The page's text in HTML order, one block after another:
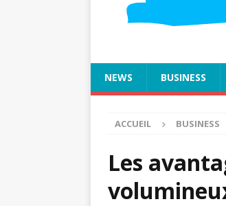
NEWS BUSINESS
ACCUEIL BUSINESS
Les